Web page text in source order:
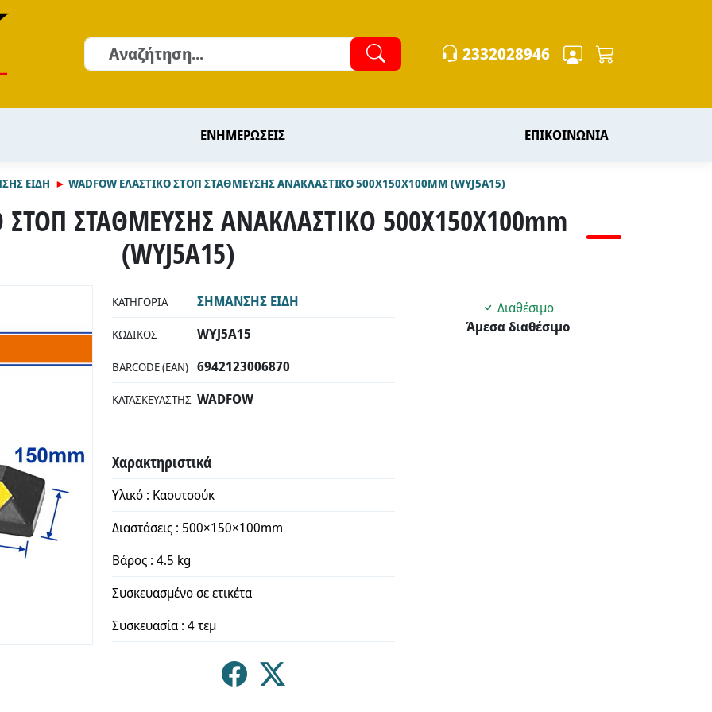
2332028946
ΕΝΗΜΕΡΩΣΕΙΣ ΕΠΙΚΟΙΝΩΝΙΑ
ΕΙΔΗ WADFOW ΕΛΑΣΤΙΚΟ ΣΤΟΠ ΣΤΑΘΜΕΥΣΗΣ ΑΝΑΚΛΑΣΤΙΚΟ 500Χ150Χ100MM (WYJ5A15)
ΣΤΟΠ ΣΤΑΘΜΕΥΣΗΣ ΑΝΑΚΛΑΣΤΙΚΟ 500Χ150Χ100mm
(WYJ5A15)
ΚΑΤΗΓΟΡΊΑ ΣΗΜΑΝΣΗΣ ΕΙΔΗ
ΚΩΔΙΚΌΣ WYJ5A15
BARCODE (EAN) 6942123006870
ΚΑΤΑΣΚΕΥΑΣΤΉΣ WADFOW
Χαρακτηριστικά
Υλικό : Καουτσούκ
Διαστάσεις : 500×150×100mm
Βάρος : 4.5 kg
Συσκευασμένο σε ετικέτα
Συσκευασία : 4 τεμ
Διαθέσιμο
Άμεσα διαθέσιμο